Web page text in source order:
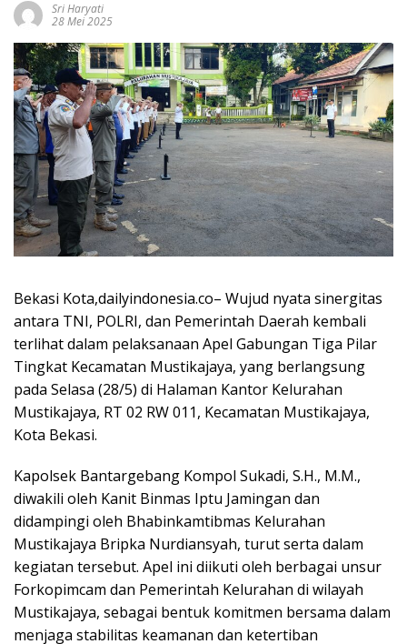
Sri Haryati
28 Mei 2025
Bekasi Kota,dailyindonesia.co– Wujud nyata sinergitas
antara TNI, POLRI, dan Pemerintah Daerah kembali
terlihat dalam pelaksanaan Apel Gabungan Tiga Pilar
Tingkat Kecamatan Mustikajaya, yang berlangsung
pada Selasa (28/5) di Halaman Kantor Kelurahan
Mustikajaya, RT 02 RW 011, Kecamatan Mustikajaya,
Kota Bekasi.
Kapolsek Bantargebang Kompol Sukadi, S.H., M.M.,
diwakili oleh Kanit Binmas Iptu Jamingan dan
didampingi oleh Bhabinkamtibmas Kelurahan
Mustikajaya Bripka Nurdiansyah, turut serta dalam
kegiatan tersebut. Apel ini diikuti oleh berbagai unsur
Forkopimcam dan Pemerintah Kelurahan di wilayah
Mustikajaya, sebagai bentuk komitmen bersama dalam
menjaga stabilitas keamanan dan ketertiban